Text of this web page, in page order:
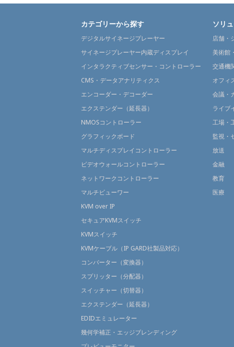
カテゴリーから探す
デジタルサイネージプレーヤー
サイネージプレーヤー内蔵ディスプレイ
インタラクティブセンサー・コントローラー
CMS・データアナリティクス
エンコーダー・デコーダー
エクステンダー（延長器）
NMOSコントローラー
グラフィックボード
マルチディスプレイコントローラー
ビデオウォールコントローラー
ネットワークコントローラー
マルチビューワー
KVM over IP
セキュアKVMスイッチ
KVMスイッチ
KVMケーブル（IP GARD社製品対応）
コンバーター（変換器）
スプリッター（分配器）
スイッチャー（切替器）
エクステンダー（延長器）
EDIDエミュレーター
幾何学補正・エッジブレンディング
ソリ
店舗・
美術館
交通機
オフィ
会議・
ライブ
工場・
監視・
放送
金融
教育
医療